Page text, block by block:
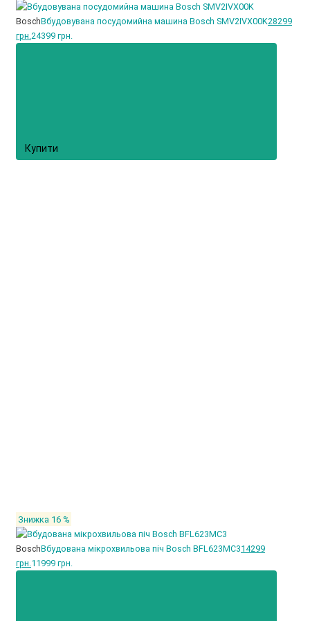
BoschВбудовувана посудомийна машина Bosch SMV2IVX00K28299
грн.24399 грн.
Купити
Знижка 16 %
BoschВбудована мікрохвильова піч Bosch BFL623MC314299
грн.11999 грн.